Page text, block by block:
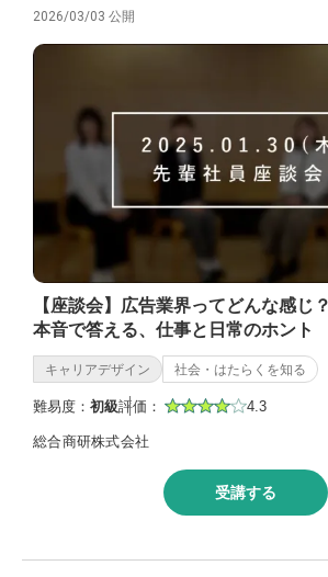
2026/03/03 公開
【座談会】広告業界ってどんな感じ
本音で答える、仕事と日常のホント
キャリアデザイン 社会・はたらくを知る
難易度： 初級評価： 4.3
総合商研株式会社
受講する